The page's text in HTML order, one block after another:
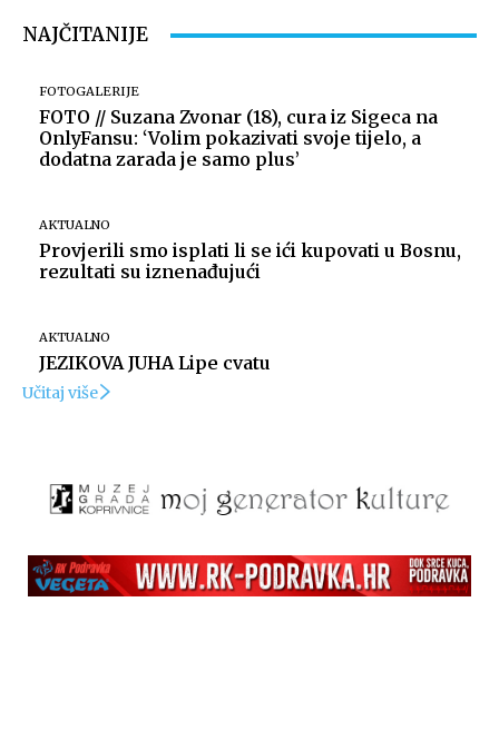
NAJČITANIJE
FOTOGALERIJE
FOTO // Suzana Zvonar (18), cura iz Sigeca na
OnlyFansu: ‘Volim pokazivati svoje tijelo, a
dodatna zarada je samo plus’
AKTUALNO
Provjerili smo isplati li se ići kupovati u Bosnu,
rezultati su iznenađujući
AKTUALNO
JEZIKOVA JUHA Lipe cvatu
Učitaj više